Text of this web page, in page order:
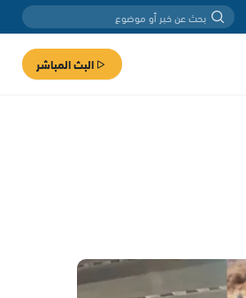
البث المباشر